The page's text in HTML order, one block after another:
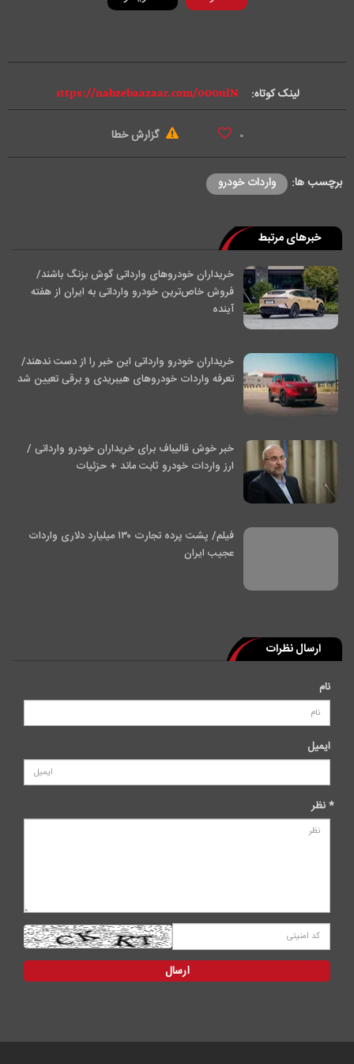
i
o
لینک کوتاه:
۰ گزارش خطا
برچسب ها: واردات خودرو
خبرهای مرتبط
خریداران خودرو‌های وارداتی گوش بزنگ باشند/
فروش خاص‌ترین خودرو وارداتی به ایران از هفته
آینده
خریداران خودرو وارداتی این خبر را از دست ندهند/
تعرفه واردات خودرو‌های هیبریدی و برقی تعیین شد
خبر خوش قالیباف برای خریداران خودرو وارداتی /
ارز واردات خودرو ثابت ماند + حزئیات
فیلم/ پشت پرده تجارت ۱۳۰ میلیارد دلاری واردات
عجیب ایران
ارسال نظرات
نام
ایمیل
* نظر